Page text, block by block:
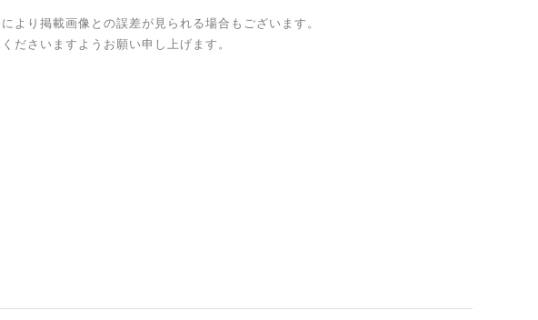
より掲載画像との誤差が見られる場合もございます。
ださいますようお願い申し上げます。